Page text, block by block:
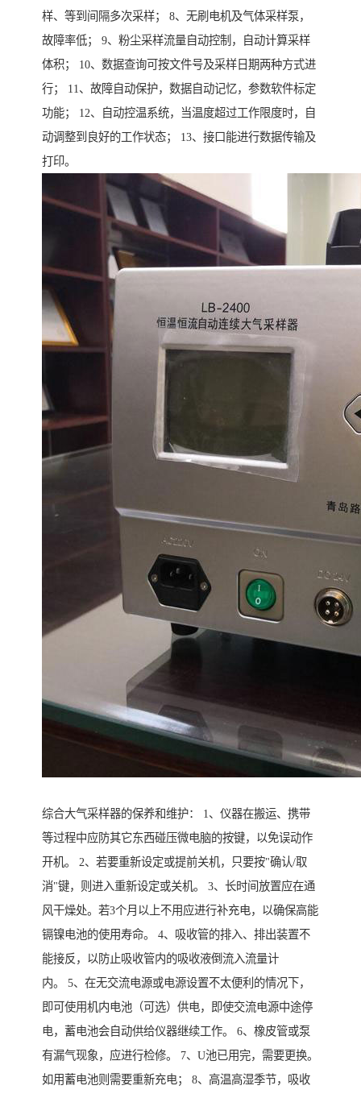
样、等到间隔多次采样； 8、无刷电机及气体采样泵，
故障率低； 9、粉尘采样流量自动控制，自动计算采样
体积； 10、数据查询可按文件号及采样日期两种方式进
行； 11、故障自动保护，数据自动记忆，参数软件标定
功能； 12、自动控温系统，当温度超过工作限度时，自
动调整到良好的工作状态； 13、接口能进行数据传输及
打印。
综合大气采样器的保养和维护： 1、仪器在搬运、携带
等过程中应防其它东西碰压微电脑的按键，以免误动作
开机。 2、若要重新设定或提前关机，只要按"确认/取
消"键，则进入重新设定或关机。 3、长时间放置应在通
风干燥处。若3个月以上不用应进行补充电，以确保高能
镉镍电池的使用寿命。 4、吸收管的排入、排出装置不
能接反，以防止吸收管内的吸收液倒流入流量计
内。 5、在无交流电源或电源设置不太便利的情况下，
即可使用机内电池（可选）供电，即使交流电源中途停
电，蓄电池会自动供给仪器继续工作。 6、橡皮管或泵
有漏气现象，应进行检修。 7、U池已用完，需要更换。
如用蓄电池则需要重新充电； 8、高温高湿季节，吸收